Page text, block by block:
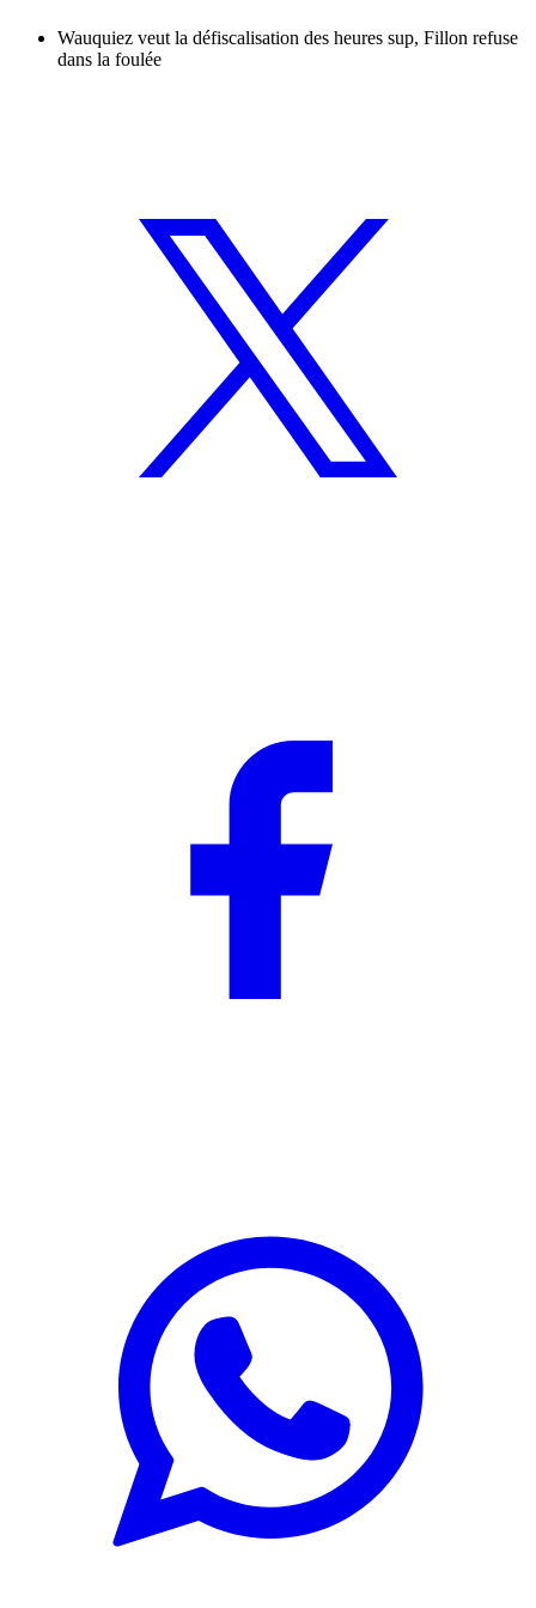
Wauquiez veut la défiscalisation des heures sup, Fillon refuse
dans la foulée